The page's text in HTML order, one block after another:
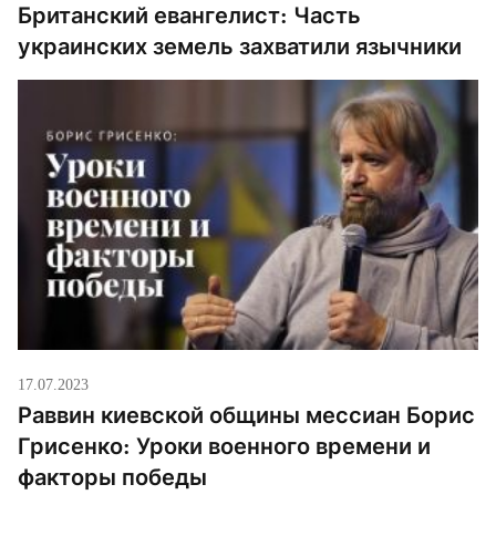
Британский евангелист: Часть
украинских земель захватили язычники
17.07.2023
Раввин киевской общины мессиан Борис
Грисенко: Уроки военного времени и
факторы победы